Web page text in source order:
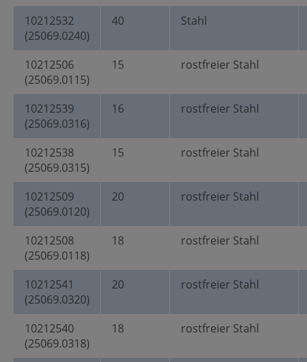
10212532
(25069.0240)
40 Stahl
10212506
(25069.0115)
15 rostfreier Stahl
10212539
(25069.0316)
16 rostfreier Stahl
10212538
(25069.0315)
15 rostfreier Stahl
10212509
(25069.0120)
20 rostfreier Stahl
10212508
(25069.0118)
18 rostfreier Stahl
10212541
(25069.0320)
20 rostfreier Stahl
10212540
(25069.0318)
18 rostfreier Stahl